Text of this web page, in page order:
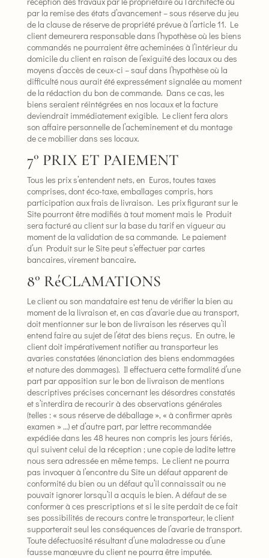
par la remise des états d’avancement – sous réserve du jeu
de la clause de réserve de propriété prévue à l’article 11. Le
client demeurera responsable dans l’hypothèse où les biens
commandés ne pourraient être acheminées à l’intérieur du
domicile du client en raison de l’exiguïté des locaux ou des
moyens d’accès de ceux-ci – sauf dans l’hypothèse où la
difficulté nous aurait été expressément signalée au moment
de la rédaction du bon de commande. Dans ce cas, les
biens seraient réintégrées en nos locaux et la facture
deviendrait immédiatement exigible. Le client fera alors
son affaire personnelle de l’acheminement et du montage
de ce mobilier dans ses locaux.
7° PRIX ET PAIEMENT
Tous les prix s’entendent nets, en Euros, toutes taxes
comprises, dont éco-taxe, emballages compris, hors
participation aux frais de livraison. Les prix figurant sur le
Site pourront être modifiés à tout moment mais le Produit
sera facturé au client sur la base du tarif en vigueur au
moment de la validation de sa commande. Le paiement
d’un Produit sur le Site peut s’effectuer par cartes
bancaires, virement bancaire.
8° RéCLAMATIONS
Le client ou son mandataire est tenu de vérifier la bien au
moment de la livraison et, en cas d’avarie due au transport,
doit mentionner sur le bon de livraison les réserves qu’il
entend faire au sujet de l’état des biens reçus. En outre, le
client doit impérativement notifier au transporteur les
avaries constatées (énonciation des biens endommagées
et nature des dommages). Il effectuera cette formalité d’une
part par apposition sur le bon de livraison de mentions
descriptives précises concernant les désordres constatés
et s’interdira de recourir à des observations générales
(telles : « sous réserve de déballage », « à confirmer après
examen » …) et d’autre part, par lettre recommandée
expédiée dans les 48 heures non compris les jours fériés,
qui suivent celui de la réception ; une copie de ladite lettre
nous sera adressée en même temps. Le client ne pourra
pas invoquer à l’encontre du Site un défaut apparent de
conformité du bien ou un défaut qu’il connaissait ou ne
pouvait ignorer lorsqu’il a acquis le bien. A défaut de se
conformer à ces prescriptions et si le site perdait de ce fait
ses possibilités de recours contre le transporteur, le client
supporterait seul les conséquences de l’avarie de transport.
Toute défectuosité résultant d’une maladresse ou d’une
fausse manœuvre du client ne pourra être imputée.